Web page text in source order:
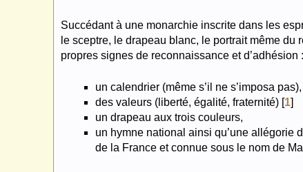
Succédant à une monarchie inscrite dans les
le sceptre, le drapeau blanc, le portrait même
propres signes de reconnaissance et d’adhésion :
un calendrier (même s’il ne s’imposa pas),
des valeurs (liberté, égalité, fraternité)[1]
un drapeau aux trois couleurs,
un hymne national ainsi qu’une allégorie
de la France et connue sous le nom de